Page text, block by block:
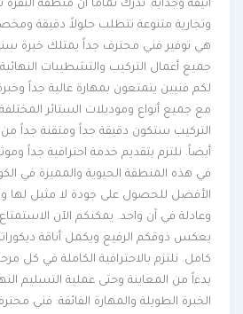
أنيقة وجذابة. ندرك تماماً أن منطقة النقرة
وتجارية متنوعة تتطلب حلولاً دقيقة
هي توفير فني محترف جداً يمتلك خبرة
جميع أعمال التركيب والتشطيبات النهائية
لكم فنيين يتمتعون بمهارة عالية جداً وخبرة
مع جميع أنواع وموديلات الستائر
التركيب ستكون دقيقة جداً ومتقنة جداً من
أيضاً. نلتزم بتقديم خدمة احترافية جداً
في هذه المنطقة الحيوية والمميزة في
الأفضل للحصول على جودة لا مثيل لها
وعادلة في آن واحد. يمكنكم الآن الاستمتاع
يعكس ذوقكم الرفيع ويكمل أناقة
كامل. نلتزم بالاحترافية الكاملة في كل
بدءاً من المعاينة وحتى عملية التسليم
الخبرة الطويلة والمهارة الفائقة: فني